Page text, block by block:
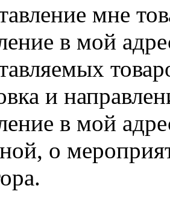
мне
в мой
и
в мой
о